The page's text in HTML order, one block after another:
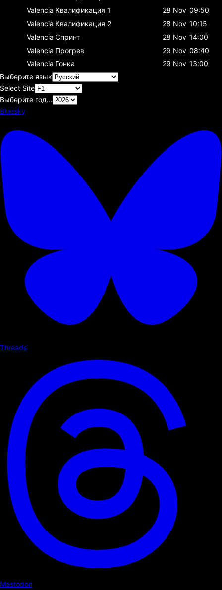
Valencia Квалификация 1 28 Nov 09:50
Valencia Квалификация 2 28 Nov 10:15
Valencia Спринт 28 Nov 14:00
Valencia Прогрев 29 Nov 08:40
Valencia Гонка 29 Nov 13:00
Выберите язык
Select Site
Выберите год...
Bluesky
Threads
Mastodon